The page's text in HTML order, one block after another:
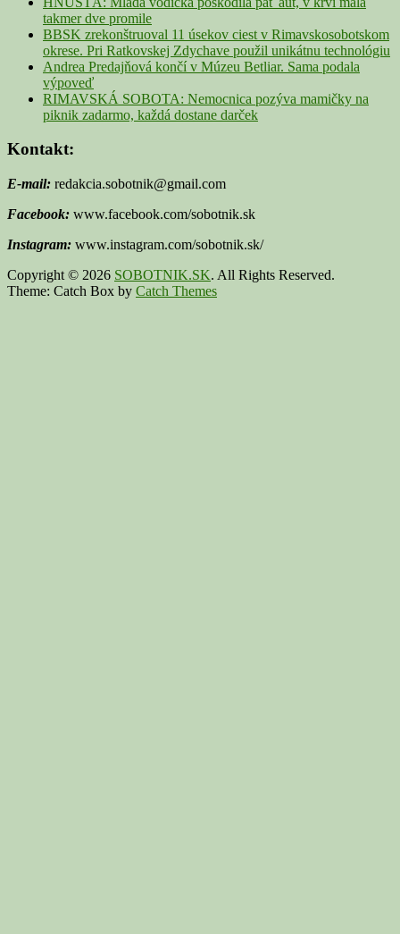
takmer dve promile
BBSK zrekonštruoval 11 úsekov ciest v Rimavskosobotskom
okrese. Pri Ratkovskej Zdychave použil unikátnu technológiu
Andrea Predajňová končí v Múzeu Betliar. Sama podala
výpoveď
RIMAVSKÁ SOBOTA: Nemocnica pozýva mamičky na
piknik zadarmo, každá dostane darček
Kontakt:
E-mail: redakcia.sobotnik@gmail.com
Facebook: www.facebook.com/sobotnik.sk
Instagram: www.instagram.com/sobotnik.sk/
Copyright © 2026 SOBOTNIK.SK. All Rights Reserved.
Theme: Catch Box by Catch Themes